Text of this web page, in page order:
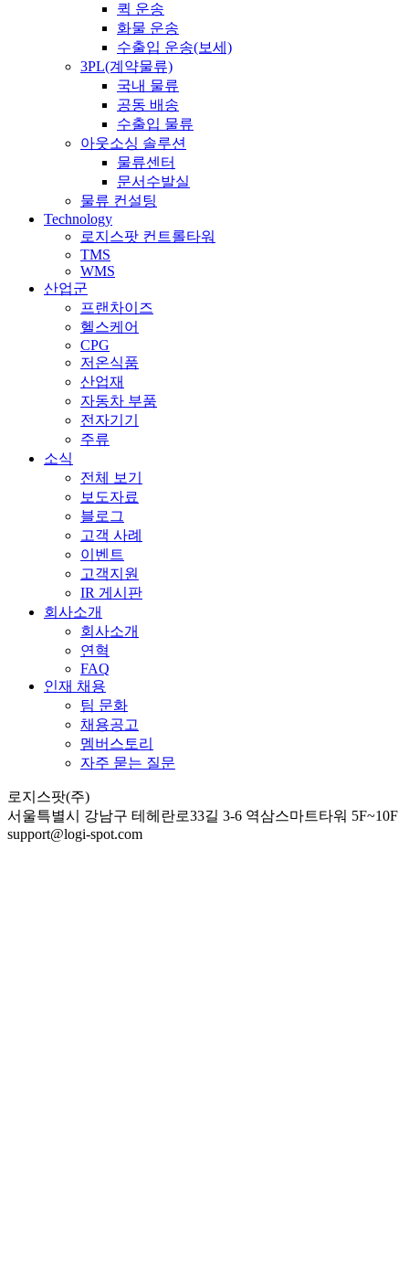
퀵 운송
화물 운송
수출입 운송(보세)
3PL(계약물류)
국내 물류
공동 배송
수출입 물류
아웃소싱 솔루션
물류센터
문서수발실
물류 컨설팅
Technology
로지스팟 컨트롤타워
TMS
WMS
산업군
프랜차이즈
헬스케어
CPG
저온식품
산업재
자동차 부품
전자기기
주류
소식
전체 보기
보도자료
블로그
고객 사례
이벤트
고객지원
IR 게시판
회사소개
회사소개
연혁
FAQ
인재 채용
팀 문화
채용공고
멤버스토리
자주 묻는 질문
로지스팟(주)
서울특별시 강남구 테헤란로33길 3-6 역삼스마트타워 5F~10F
support@logi-spot.com